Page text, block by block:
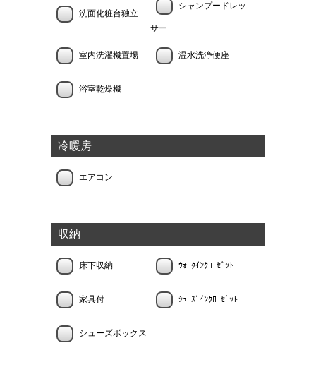
洗面化粧台独立
シャンプードレッ
サー
室内洗濯機置場 温水洗浄便座
浴室乾燥機
冷暖房
エアコン
収納
床下収納 ｳｫｰｸｲﾝｸﾛｰｾﾞｯﾄ
家具付 ｼｭｰｽﾞｲﾝｸﾛｰｾﾞｯﾄ
シューズボックス